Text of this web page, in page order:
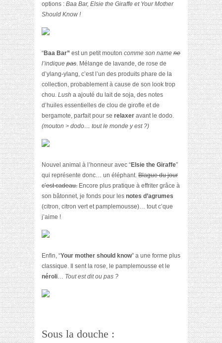
options : Baa Bar, Elsie the Giraffe et Your Mother
Should Know !
“Baa Bar” est un petit mouton comme son name ne
l’indique pas. Mélange de lavande, de rose de
d’ylang-ylang, c’est l’un des produits phare de la
collection, probablement à cause de son look trop
chou. Lush a ajouté du lait de soja, des notes
d’huiles essentielles de clou de girofle et de
bergamote, parfait pour se relaxer avant le dodo.
(mouton > dodo… tout le monde y est ?)
Nouvel animal à l’honneur avec “Elsie the Giraffe”
qui représente donc… un éléphant. Blague du jour
c’est cadeau. Encore plus pratique à effriter grâce à
son bâtonnet, je fonds pour les notes d’agrumes
(citron, citron vert et pamplemousse)… tout c’que
j’aime !
Enfin, “Your mother should know” a une forme plus
classique. Il sent la rose, le pamplemousse et le
néroli… Tout est dit ou pas ?
Sous la douche :